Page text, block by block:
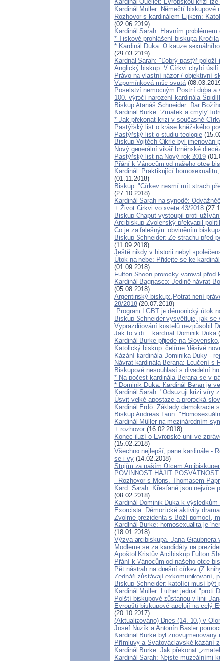
Kardinál Ouellet: Evropskou krizi
Kardinál Müller: Němečtí biskupové
Rozhovor s kardinálem Eijkem:
(02.06.2019)
Kardinál Sarah: Hlavním
* Tiskové prohlášení biskupa Kročila
* Kardinál Duka: O kauze
(29.03.2019)
Kardnál Sarah: "Dobrý pastýř
Anglický biskup: V Církvi chybí úsilí
Právo na vlastní názor / objektivní
Vzpomínková mše svatá
Poselství nemocným Postní doba a
100. výročí narození kardinála
Biskup Atanáš Schneider: Dar
Kardinál Burke: 'Zmatek a omyly'
* Jak překonat krizi v současné
Pastýřský list o kráse kněžského
Pastýřský list o studiu teologie
Biskup Vojtěch Cikrle byl jmenován
Nový generální vikář brněnské
Pastýřský list na Nový rok 2019
Přání k Vánocům od našeho otce
Kardinál: Praktikující
(01.11.2018)
Biskup: "Církev nesmí mít strach
(27.10.2018)
Kardinál Sarah na synodě:
+ Život Cirkvi vo svete 43/2018
Biskup Chaput vystoupil proti
Arcibiskup Zvolenský překvapil
Co je za falešným obviněním
Biskup Schneider: Ze strachu před
(11.09.2018)
Ještě nikdy v historii nebyl
Útok na nebe: Přidejte se ke
(01.09.2018)
Fulton Sheen prorocky varoval
Kardinál Bagnasco: Jedině návrat
(05.08.2018)
Argentinský biskup:,Potrat není
28/2018 (20.07.2018)
„Program LGBT je démonický útok
Biskup Schneider vysvětluje, jak
Vyprazdňování kostelů nezpůsobil
Jak to vidí... kardinál Dominik Duka
Kardinál Burke přijede na
Katolický biskup: čelíme 'děsivé
Kázání kardinála Dominika Duky -
Návrat kardinála Berana: Loučení s
Biskupové nesouhlasí s divadelní
* Na počest kardinála Berana se v
* Dominik Duka: Kardinál Beran je
Kardinál Sarah: "Odsuzuji krizi víry
Úsvit velké apostaze a prorocká
Kardinál Erdö: Základy demokracie
Biskup Andreas Laun:
Kardinál Müller na mezinárodním
+ rozhovor (16.02.2018)
Konec iluzí o Evropské unii ve
(15.02.2018)
Všechno nejlepší, pane kardinále -
se i vy (14.02.2018)
Stojím za naším Otcem
POVINNOST HÁJIT
- Rozhovor s Mons. Thomasem
Kard. Sarah: Křesťané jsou nejvíce
(09.02.2018)
Kardinál Dominik Duka k
Exorcista: Démonické aktivity
Zvolme prezidenta s Boží pomocí,
Kardinál Burke: homosexualita je
(18.01.2018)
Výzva arcibiskupa. Jana Graubnera
Modleme se za kandidáty na
Apoštol Kristův Arcibiskup Fulton
Přání k Vánocům od našeho otce
Pět nástrah na dnešní církev (Z
Zednáři zůstávají exkomunikovaní,
Biskup Schneider: katolíci musí být
Kardinál Müller: Luther jednal "proti
Polští biskupové zůstanou v linii
Evropští biskupové apelují na celý
(20.10.2017)
(Aktualizováno) Dnes (14. 10.) v
Josef Nuzík a Antonín Basler
Kardinál Burke byl
Přímluvy a Svatováclavské kázání
Kardinál Burke: Jak překonat
Kardinál Sarah: Nejste muzeálními